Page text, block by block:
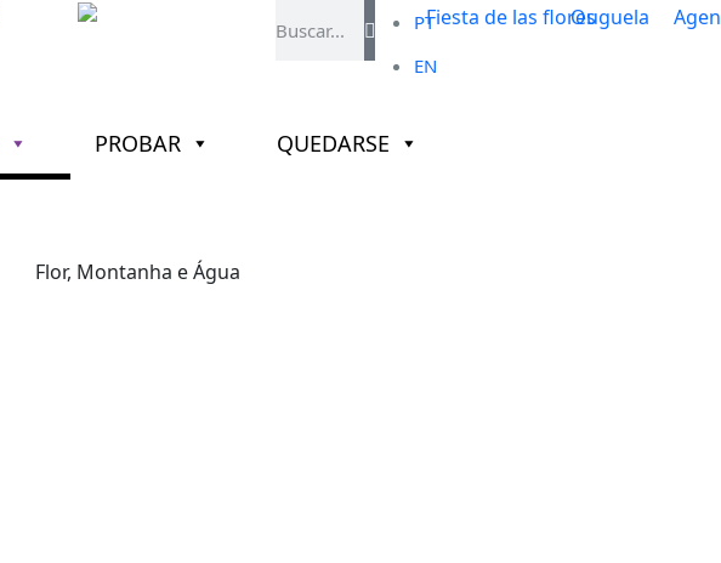
PT
EN
PROBAR QUEDARSE